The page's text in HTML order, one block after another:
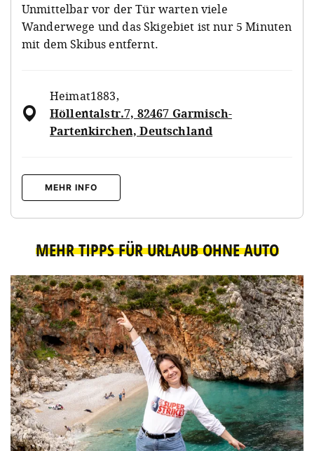
Unmittelbar vor der Tür warten viele
Wanderwege und das Skigebiet ist nur 5 Minuten
mit dem Skibus entfernt.
Heimat1883,
Höllentalstr.7, 82467 Garmisch-
Partenkirchen, Deutschland
MEHR INFO
MEHR TIPPS FÜR URLAUB OHNE AUTO